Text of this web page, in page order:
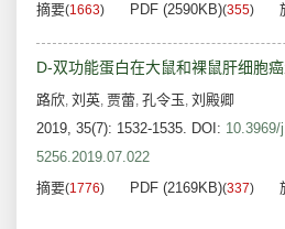
摘要(1663) PDF (2590KB)(355)
D-双功能蛋白在大鼠和裸鼠肝细胞
路欣, 刘英, 贾蕾, 孔令玉, 刘殿卿
2019, 35(7): 1532-1535. DOI:
5256.2019.07.022
摘要(1776) PDF (2169KB)(337)